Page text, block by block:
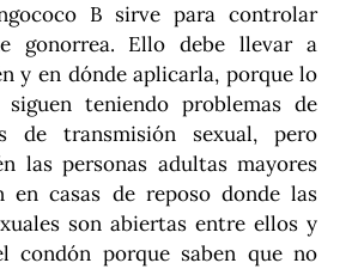
B sirve para controlar
gonorrea. Ello debe llevar a
y en dónde aplicarla, porque lo
siguen teniendo problemas de
de transmisión sexual, pero
las personas adultas mayores
en casas de reposo donde las
son abiertas entre ellos y
condón porque saben que no